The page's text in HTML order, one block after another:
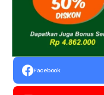
Facebook